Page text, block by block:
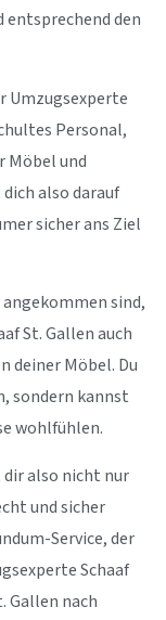
entsprechend den
Umzugsexperte
Personal,
Möbel und
also darauf
sicher ans Ziel
sind,
St. Gallen auch
deiner Möbel. Du
sondern kannst
wohlfühlen.
also nicht nur
und sicher
Service, der
Schaaf
Gallen nach